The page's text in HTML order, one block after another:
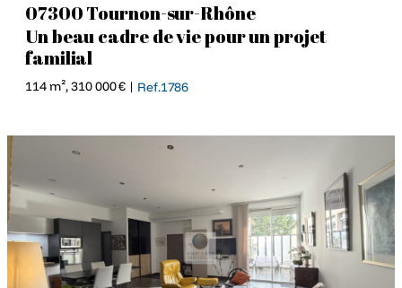
07300 Tournon-sur-Rhône
Un beau cadre de vie pour un projet
familial
114 m², 310 000 € | Ref.1786